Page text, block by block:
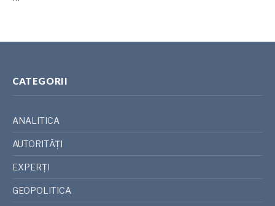
CATEGORII
ANALITICA
AUTORITĂȚI
EXPERȚI
GEOPOLITICA